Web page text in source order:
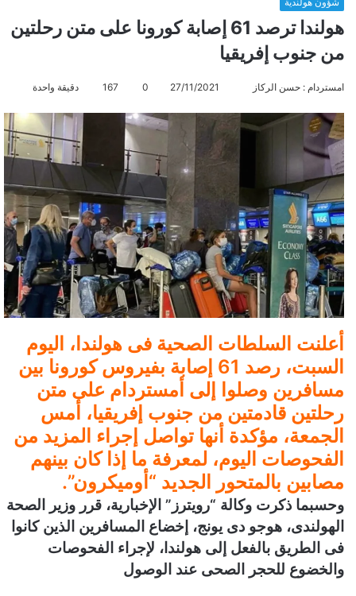
هولندا ترصد 61 إصابة كورونا على متن رحلتين
من جنوب إفريقيا
امستردام : حسن الركاز
د
ا
إ
ل
ك
ت
ر
و
ي
ا
27/11/2021
0
167 دقيقة واحدة
أعلنت السلطات الصحية فى هولندا، اليوم
السبت، رصد 61 إصابة بفيروس كورونا بين
مسافرين وصلوا إلى أمستردام على متن
رحلتين قادمتين من جنوب إفريقيا، أمس
الجمعة، مؤكدة أنها تواصل إجراء المزيد من
الفحوصات اليوم، لمعرفة ما إذا كان بينهم
مصابين بالمتحور الجديد “أوميكرون”.
وحسبما ذكرت وكالة “رويترز” الإخبارية، قرر وزير الصحة
الهولندى، هوجو دى يونج، إخضاع المسافرين الذين كانوا
فى الطريق بالفعل إلى هولندا، لإجراء الفحوصات
والخضوع للحجر الصحى عند الوصول